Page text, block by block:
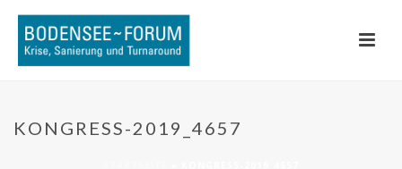
KONGRESS-2019_4657